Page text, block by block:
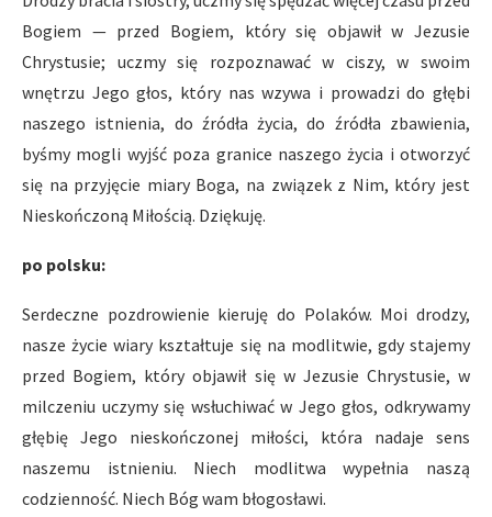
Bogiem — przed Bogiem, który się objawił w Jezusie
Chrystusie; uczmy się rozpoznawać w ciszy, w swoim
wnętrzu Jego głos, który nas wzywa i prowadzi do głębi
naszego istnienia, do źródła życia, do źródła zbawienia,
byśmy mogli wyjść poza granice naszego życia i otworzyć
się na przyjęcie miary Boga, na związek z Nim, który jest
Nieskończoną Miłością. Dziękuję.
po polsku:
Serdeczne pozdrowienie kieruję do Polaków. Moi drodzy,
nasze życie wiary kształtuje się na modlitwie, gdy stajemy
przed Bogiem, który objawił się w Jezusie Chrystusie, w
milczeniu uczymy się wsłuchiwać w Jego głos, odkrywamy
głębię Jego nieskończonej miłości, która nadaje sens
naszemu istnieniu. Niech modlitwa wypełnia naszą
codzienność. Niech Bóg wam błogosławi.